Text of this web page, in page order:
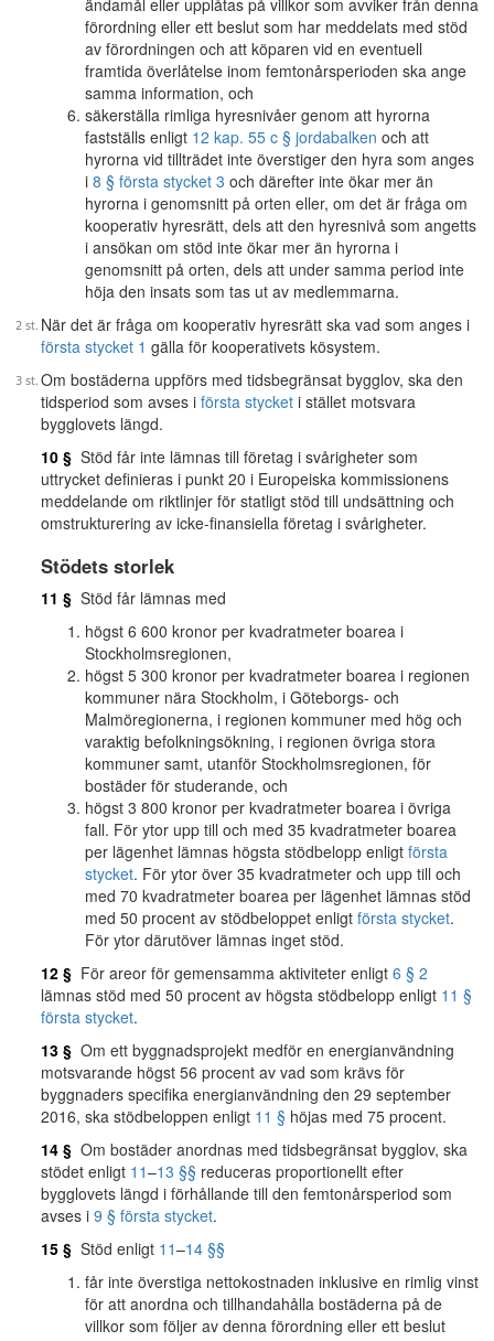
ändamål eller upplåtas på villkor som avviker från denna
förordning eller ett beslut som har meddelats med stöd
av förordningen och att köparen vid en eventuell
framtida överlåtelse inom femtonårsperioden ska ange
samma information, och
säkerställa rimliga hyresnivåer genom att hyrorna
fastställs enligt 12 kap. 55 c § jordabalken och att
hyrorna vid tillträdet inte överstiger den hyra som anges
i 8 § första stycket 3 och därefter inte ökar mer än
hyrorna i genomsnitt på orten eller, om det är fråga om
kooperativ hyresrätt, dels att den hyresnivå som angetts
i ansökan om stöd inte ökar mer än hyrorna i
genomsnitt på orten, dels att under samma period inte
höja den insats som tas ut av medlemmarna.
När det är fråga om kooperativ hyresrätt ska vad som anges i
första stycket 1 gälla för kooperativets kösystem.
Om bostäderna uppförs med tidsbegränsat bygglov, ska den
tidsperiod som avses i första stycket i stället motsvara
bygglovets längd.
10 § Stöd får inte lämnas till företag i svårigheter som
uttrycket definieras i punkt 20 i Europeiska kommissionens
meddelande om riktlinjer för statligt stöd till undsättning och
omstrukturering av icke-finansiella företag i svårigheter.
Stödets storlek
11 § Stöd får lämnas med
högst 6 600 kronor per kvadratmeter boarea i
Stockholmsregionen,
högst 5 300 kronor per kvadratmeter boarea i regionen
kommuner nära Stockholm, i Göteborgs- och
Malmöregionerna, i regionen kommuner med hög och
varaktig befolkningsökning, i regionen övriga stora
kommuner samt, utanför Stockholmsregionen, för
bostäder för studerande, och
högst 3 800 kronor per kvadratmeter boarea i övriga
fall. För ytor upp till och med 35 kvadratmeter boarea
per lägenhet lämnas högsta stödbelopp enligt första
stycket. För ytor över 35 kvadratmeter och upp till och
med 70 kvadratmeter boarea per lägenhet lämnas stöd
med 50 procent av stödbeloppet enligt första stycket.
För ytor därutöver lämnas inget stöd.
12 § För areor för gemensamma aktiviteter enligt 6 § 2
lämnas stöd med 50 procent av högsta stödbelopp enligt 11 §
första stycket.
13 § Om ett byggnadsprojekt medför en energianvändning
motsvarande högst 56 procent av vad som krävs för
byggnaders specifika energianvändning den 29 september
2016, ska stödbeloppen enligt 11 § höjas med 75 procent.
14 § Om bostäder anordnas med tidsbegränsat bygglov, ska
stödet enligt 11–13 §§ reduceras proportionellt efter
bygglovets längd i förhållande till den femtonårsperiod som
avses i 9 § första stycket.
15 § Stöd enligt 11–14 §§
får inte överstiga nettokostnaden inklusive en rimlig vinst
för att anordna och tillhandahålla bostäderna på de
villkor som följer av denna förordning eller ett beslut